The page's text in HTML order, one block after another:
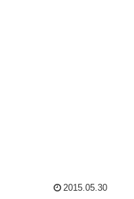
2015.05.30